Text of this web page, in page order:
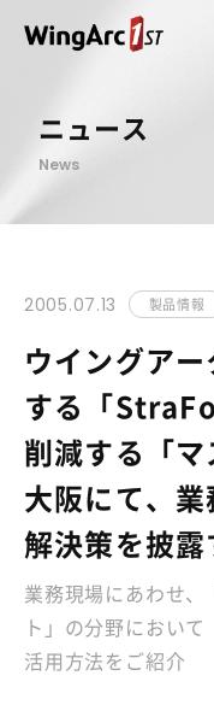
ニュース
News
2005.07.13 製品情報
ウイングア
する「
削減する「
大阪にて、
解決策を披
業務現場にあわせ
ト」の分野におい
活用方法をご紹介